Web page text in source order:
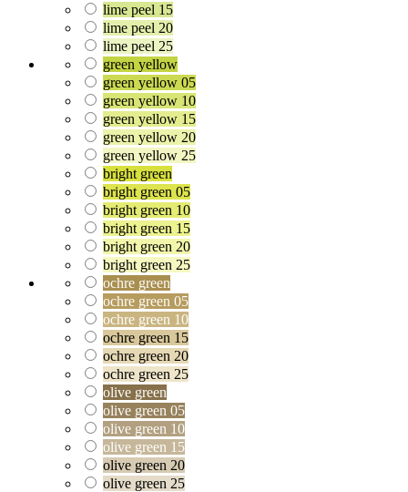
lime peel 15
lime peel 20
lime peel 25
green yellow
green yellow 05
green yellow 10
green yellow 15
green yellow 20
green yellow 25
bright green
bright green 05
bright green 10
bright green 15
bright green 20
bright green 25
ochre green
ochre green 05
ochre green 10
ochre green 15
ochre green 20
ochre green 25
olive green
olive green 05
olive green 10
olive green 15
olive green 20
olive green 25